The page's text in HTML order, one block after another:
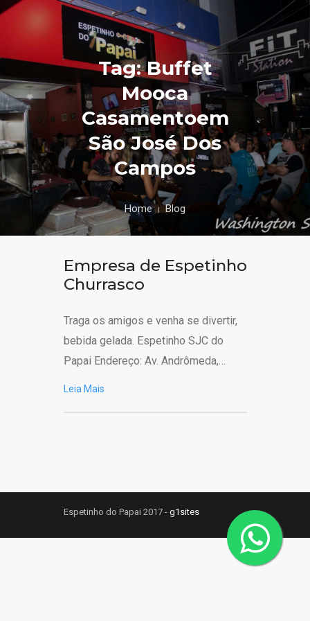
Tag: Buffet
Mooca
Casamentoem
São José Dos
Campos
Home Blog
Empresa de Espetinho
Churrasco
Traga os amigos e venha se divertir,
bebida gelada. Espetinho SJC do
Papai Endereço: Av. Andrômeda,…
Leia Mais
Espetinho do Papai 2017 - g1sites